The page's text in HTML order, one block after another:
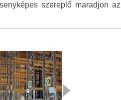
szereplő maradjon az